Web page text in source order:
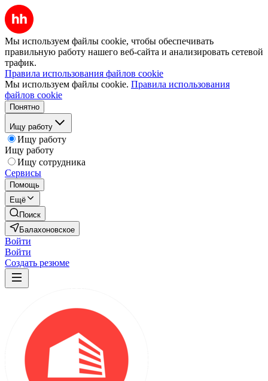
Мы используем файлы cookie, чтобы обеспечивать
правильную работу нашего веб-сайта и анализировать сетевой
трафик.
Правила использования файлов cookie
Мы используем файлы cookie. Правила использования
файлов cookie
Понятно
Ищу работу
Ищу работу
Ищу работу
Ищу сотрудника
Сервисы
Помощь
Ещё
Поиск
Балахоновское
Войти
Войти
Создать резюме